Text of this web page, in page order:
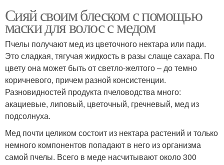
Сияй своим блеском с помощью
маски для волос с медом
Пчелы получают мед из цветочного нектара или пади.
Это сладкая, тягучая жидкость в разы слаще сахара. По
цвету она может быть от светло-желтого – до темно
коричневого, причем разной консистенции.
Разновидностей продукта пчеловодства много:
акациевые, липовый, цветочный, гречневый, мед из
подсолнуха.
Мед почти целиком состоит из нектара растений и только
немного компонентов попадают в него из организма
самой пчелы. Всего в меде насчитывают около 300